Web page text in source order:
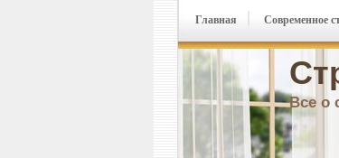
Все о
Главная Современное